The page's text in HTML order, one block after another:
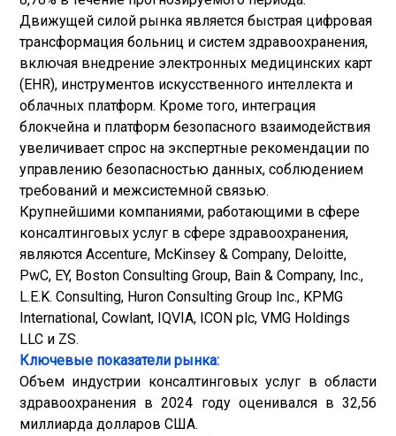
Движущей силой рынка является быстрая цифровая
трансформация больниц и систем здравоохранения,
включая внедрение электронных медицинских карт
(EHR), инструментов искусственного интеллекта и
облачных платформ. Кроме того, интеграция
блокчейна и платформ безопасного взаимодействия
увеличивает спрос на экспертные рекомендации по
управлению безопасностью данных, соблюдением
требований и межсистемной связью.
Крупнейшими компаниями, работающими в сфере
консалтинговых услуг в сфере здравоохранения,
являются Accenture, McKinsey & Company, Deloitte,
PwC, EY, Boston Consulting Group, Bain & Company, Inc.,
L.E.K. Consulting, Huron Consulting Group Inc., KPMG
International, Cowlant, IQVIA, ICON plc, VMG Holdings
LLC и ZS.
Ключевые показатели рынка:
Объем индустрии консалтинговых услуг в области
здравоохранения в 2024 году оценивался в 32,56
миллиарда долларов США.